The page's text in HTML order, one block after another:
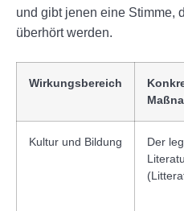
und gibt jenen eine Stimme,
überhört werden.
Wirkungsbereich
Kultur und Bildung
Der